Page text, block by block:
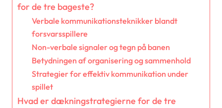
for de tre bageste?
Verbale kommunikationsteknikker blandt
forsvarsspillere
Non-verbale signaler og tegn på banen
Betydningen af organisering og sammenhold
Strategier for effektiv kommunikation under
spillet
Hvad er dækningstrategierne for de tre